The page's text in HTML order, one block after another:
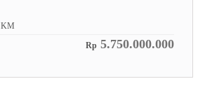
KM
Rp 5.750.000.000